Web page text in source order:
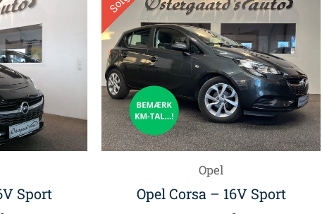
Sport
Opel
Opel Corsa – 16V Sport